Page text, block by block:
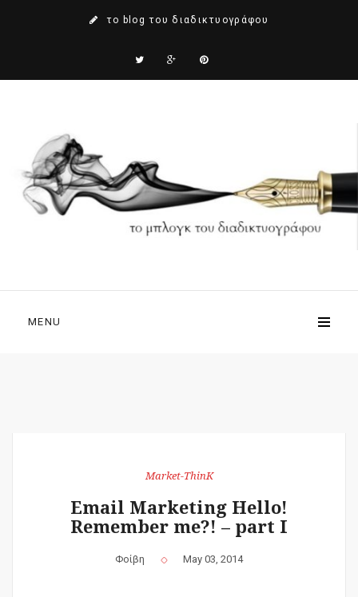
το blog του διαδικτυογράφου
MENU
Market-ThinK
Email Marketing Hello!
Remember me?! – part I
Φοίβη May 03, 2014